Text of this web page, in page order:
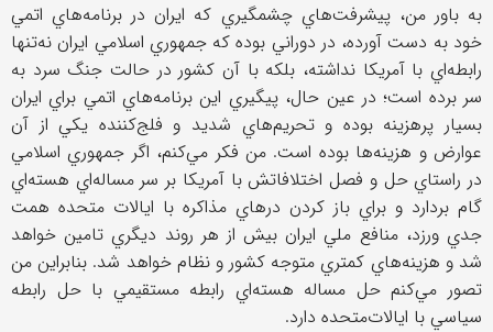
به باور من، پيشرفت‌هاي چشمگيري كه ايران در برنامه‌هاي اتمي
خود به دست آورده، در دوراني بوده كه جمهوري اسلامي ایران نه‌تنها
رابطه‌اي با آمريكا نداشته، بلكه با آن كشور در حالت جنگ سرد به
سر برده است؛ در عين حال، پيگيري اين برنامه‌هاي اتمي براي ايران
بسيار پرهزينه بوده و تحريم‌هاي شديد و فلج‌كننده يكي از آن
عوارض و هزينه‌ها بوده است. من فكر مي‌كنم، اگر جمهوري اسلامي
در راستاي حل و فصل اختلافاتش با آمريكا بر سر مساله‌اي هسته‌اي
گام بردارد و براي باز كردن درهاي مذاكره با ايالات متحده همت
جدي ورزد، منافع ملي ايران بيش از هر روند ديگري تامين خواهد
شد و هزينه‌هاي كمتري متوجه كشور و نظام خواهد شد. بنابراين من
تصور مي‌كنم حل مساله هسته‌اي رابطه مستقيمي با حل رابطه
سياسي با ايالات‌متحده دارد.